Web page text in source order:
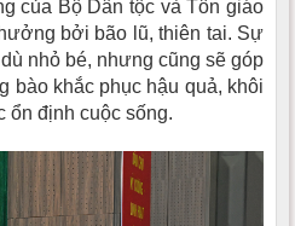
của Bộ Dân tộc và Tôn giáo
bởi bão lũ, thiên tai. Sự
nhỏ bé, nhưng cũng sẽ góp
bào khắc phục hậu quả, khôi
ổn định cuộc sống.